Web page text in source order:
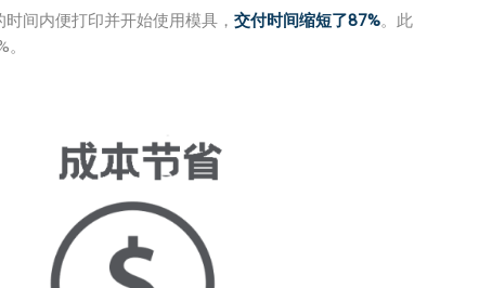
间内便打印并开始使用模具， 交付时间缩短了87%。此